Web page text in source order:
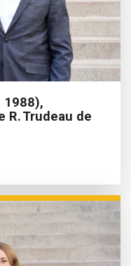
1988),
R. Trudeau de